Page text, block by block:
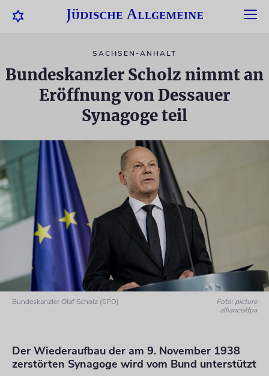
SACHSEN-ANHALT
Bundeskanzler Scholz nimmt an
Eröffnung von Dessauer
Synagoge teil
Bundeskanzler Olaf Scholz (SPD)
Foto: picture
alliance/dpa
Der Wiederaufbau der am 9. November 1938
zerstörten Synagoge wird vom Bund unterstützt